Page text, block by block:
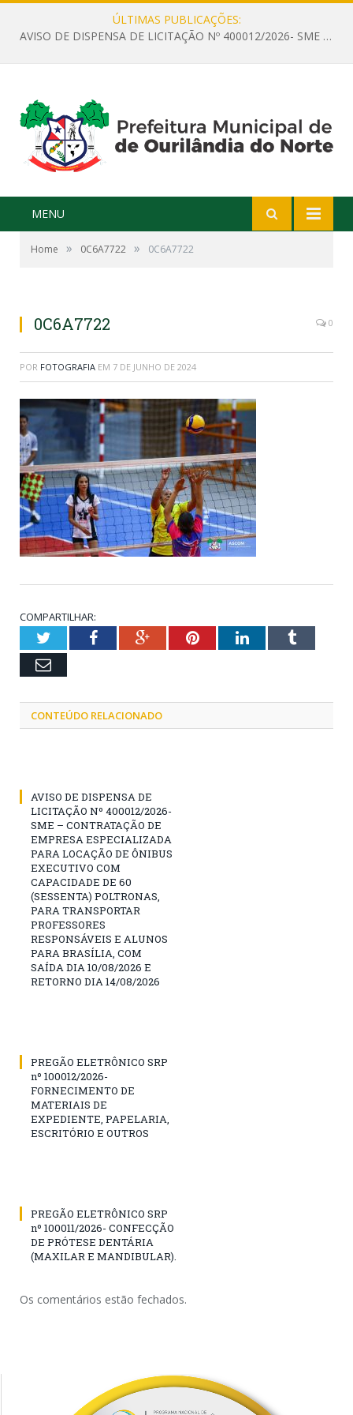
ÚLTIMAS PUBLICAÇÕES:
AVISO DE DISPENSA DE LICITAÇÃO Nº 400012/2026- SME – CONTRATAÇÃO DE EMPRESA ESPECIALIZADA PARA LOCAÇÃO DE ÔNIBUS EXECUTIVO COM CAPACIDADE DE 60 (SESSENTA) POLTRONAS, PARA TRANSPORTAR PROFESSORES RESPONSÁVEIS E ALUNOS PARA BRASÍLIA, COM SAÍDA DIA 10/08/2026 E RETORNO DIA 14/08/2026
MENU
Home » 0C6A7722 » 0C6A7722
0C6A7722 0
POR FOTOGRAFIA EM 7 DE JUNHO DE 2024
COMPARTILHAR:
TwitterFacebookGoogle+PinterestLinkedInTumblr
Email
CONTEÚDO RELACIONADO
AVISO DE DISPENSA DE
LICITAÇÃO Nº 400012/2026-
SME – CONTRATAÇÃO DE
EMPRESA ESPECIALIZADA
PARA LOCAÇÃO DE ÔNIBUS
EXECUTIVO COM
CAPACIDADE DE 60
(SESSENTA) POLTRONAS,
PARA TRANSPORTAR
PROFESSORES
RESPONSÁVEIS E ALUNOS
PARA BRASÍLIA, COM
SAÍDA DIA 10/08/2026 E
RETORNO DIA 14/08/2026
PREGÃO ELETRÔNICO SRP
nº 100012/2026-
FORNECIMENTO DE
MATERIAIS DE
EXPEDIENTE, PAPELARIA,
ESCRITÓRIO E OUTROS
PREGÃO ELETRÔNICO SRP
nº 100011/2026- CONFECÇÃO
DE PRÓTESE DENTÁRIA
(MAXILAR E MANDIBULAR).
Os comentários estão fechados.